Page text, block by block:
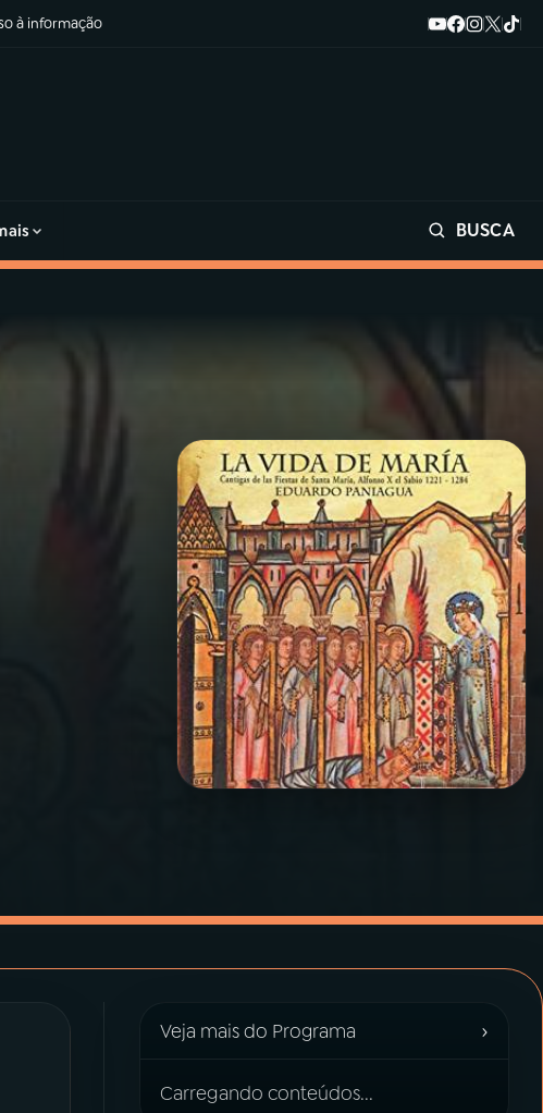
à informação
BUSCA
Veja mais do Programa ›
Carregando conteúdos...